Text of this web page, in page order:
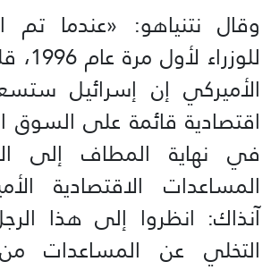
وقال نتنياهو: «عندما تم
الأميركي إن إسرائيل
اقتصادية قائمة على السوق
في نهاية المطاف إلى
المساعدات الاقتصادية
آنذاك: انظروا إلى هذا
التخلي عن المساعدات